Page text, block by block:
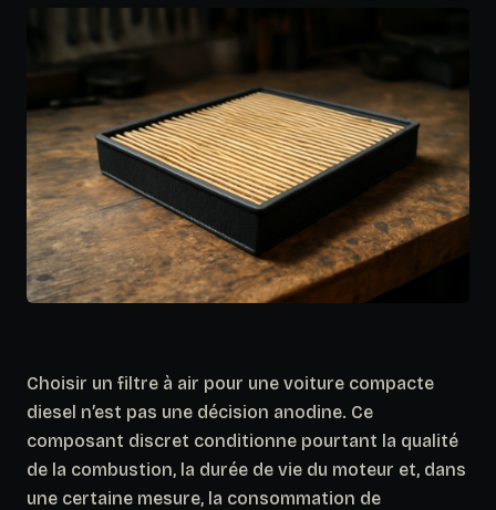
Choisir un filtre à air pour une voiture compacte
diesel n’est pas une décision anodine. Ce
composant discret conditionne pourtant la qualité
de la combustion, la durée de vie du moteur et, dans
une certaine mesure, la consommation de